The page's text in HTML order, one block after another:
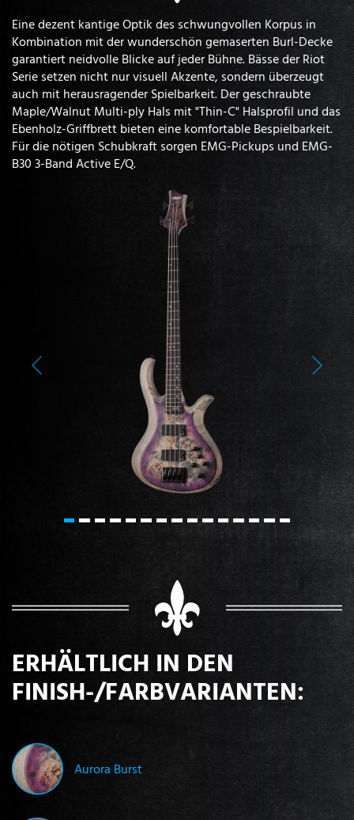
Eine dezent kantige Optik des schwungvollen Korpus in
Kombination mit der wunderschön gemaserten Burl-Decke
garantiert neidvolle Blicke auf jeder Bühne. Bässe der Riot
Serie setzen nicht nur visuell Akzente, sondern überzeugt
auch mit herausragender Spielbarkeit. Der geschraubte
Maple/Walnut Multi-ply Hals mit "Thin-C" Halsprofil und das
Ebenholz-Griffbrett bieten eine komfortable Bespielbarkeit.
Für die nötigen Schubkraft sorgen EMG-Pickups und EMG-
B30 3-Band Active E/Q.
Previous Next
ERHÄLTLICH IN DEN
FINISH-/FARBVARIANTEN:
Aurora Burst